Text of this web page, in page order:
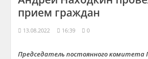
прием граждан
13.08.2022 16:39 0
Председатель постоянного комитета